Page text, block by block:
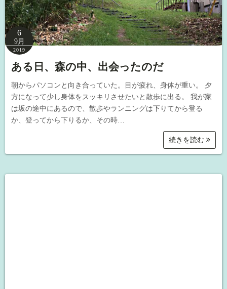
6
9月
2019
ある日、森の中、出会ったのだ
朝からパソコンと向き合っていた。目が疲れ、身体が重い。 夕
方になって少し身体をスッキリさせたいと散歩に出る。 我が家
は坂の途中にあるので、散歩やランニングは下りてから登る
か、登ってから下りるか、その時…
続きを読む